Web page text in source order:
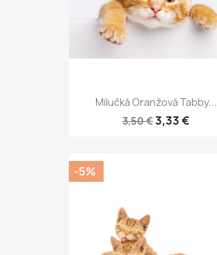
Milučká Oranžová Tabby...
3,50 €3,33 €
-5%